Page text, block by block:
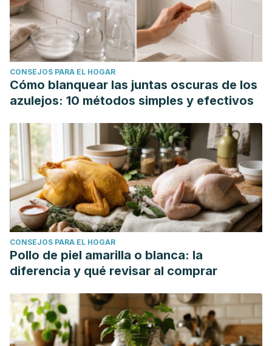
CONSEJOS PARA EL HOGAR
Cómo blanquear las juntas oscuras de los
azulejos: 10 métodos simples y efectivos
CONSEJOS PARA EL HOGAR
Pollo de piel amarilla o blanca: la
diferencia y qué revisar al comprar